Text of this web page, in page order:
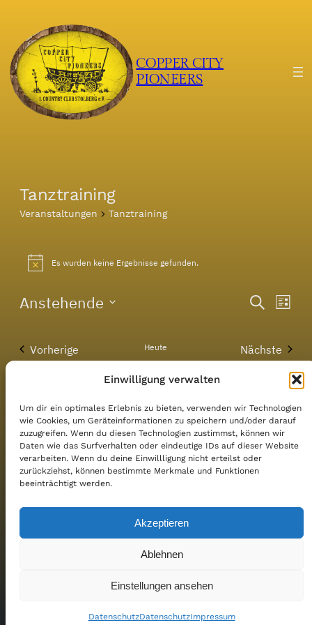
Einwilligung verwalten
Um dir ein optimales Erlebnis zu bieten, verwenden wir Technologien
wie Cookies, um Geräteinformationen zu speichern und/oder darauf
zuzugreifen. Wenn du diesen Technologien zustimmst, können wir
Daten wie das Surfverhalten oder eindeutige IDs auf dieser Website
verarbeiten. Wenn du deine Einwillligung nicht erteilst oder
zurückziehst, können bestimmte Merkmale und Funktionen
beeinträchtigt werden.
Akzeptieren
Ablehnen
Einstellungen ansehen
DatenschutzDatenschutzImpressum
COPPER CITY
PIONEERS
Tanztraining
Veranstaltungen Tanztraining
Veranstaltungen
HinweisEs wurden keine Ergebnisse gefunden.
und
Suche
Liste
Anstehende
Vorherige
Veranstaltungen
Heute
Nächste
Copper City Pioneers